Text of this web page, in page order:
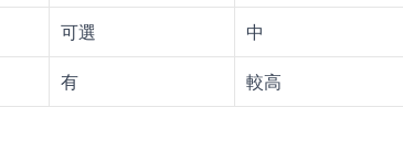
可選 中
有 較高